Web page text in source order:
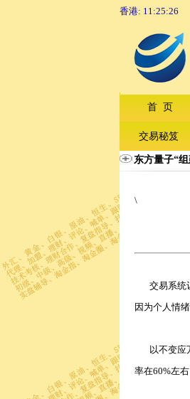
香港: 11:25:26
首 页
交易秘笈
东方量子“
\
交易系统让
因为个人情
以不变应万
率在60%左